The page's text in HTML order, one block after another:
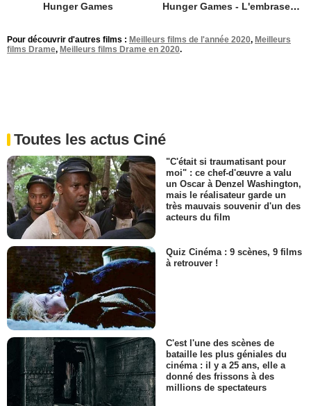
Hunger Games Hunger Games - L'embrasement
Pour découvrir d'autres films : Meilleurs films de l'année 2020, Meilleurs
films Drame, Meilleurs films Drame en 2020.
Toutes les actus Ciné
"C'était si traumatisant pour
moi" : ce chef-d'œuvre a valu
un Oscar à Denzel Washington,
mais le réalisateur garde un
très mauvais souvenir d'un des
acteurs du film
Quiz Cinéma : 9 scènes, 9 films
à retrouver !
C'est l'une des scènes de
bataille les plus géniales du
cinéma : il y a 25 ans, elle a
donné des frissons à des
millions de spectateurs